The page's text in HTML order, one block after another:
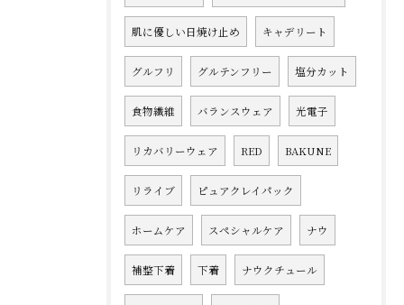
肌に優しい日焼け止め キャデリート
グルフリ グルテンフリー 塩分カット
食物繊維 バランスウェア 光電子
リカバリーウェア RED BAKUNE
リライブ ピュアクレイパック
ホームケア スペシャルケア ナウ
補整下着 下着 ナウクチュール